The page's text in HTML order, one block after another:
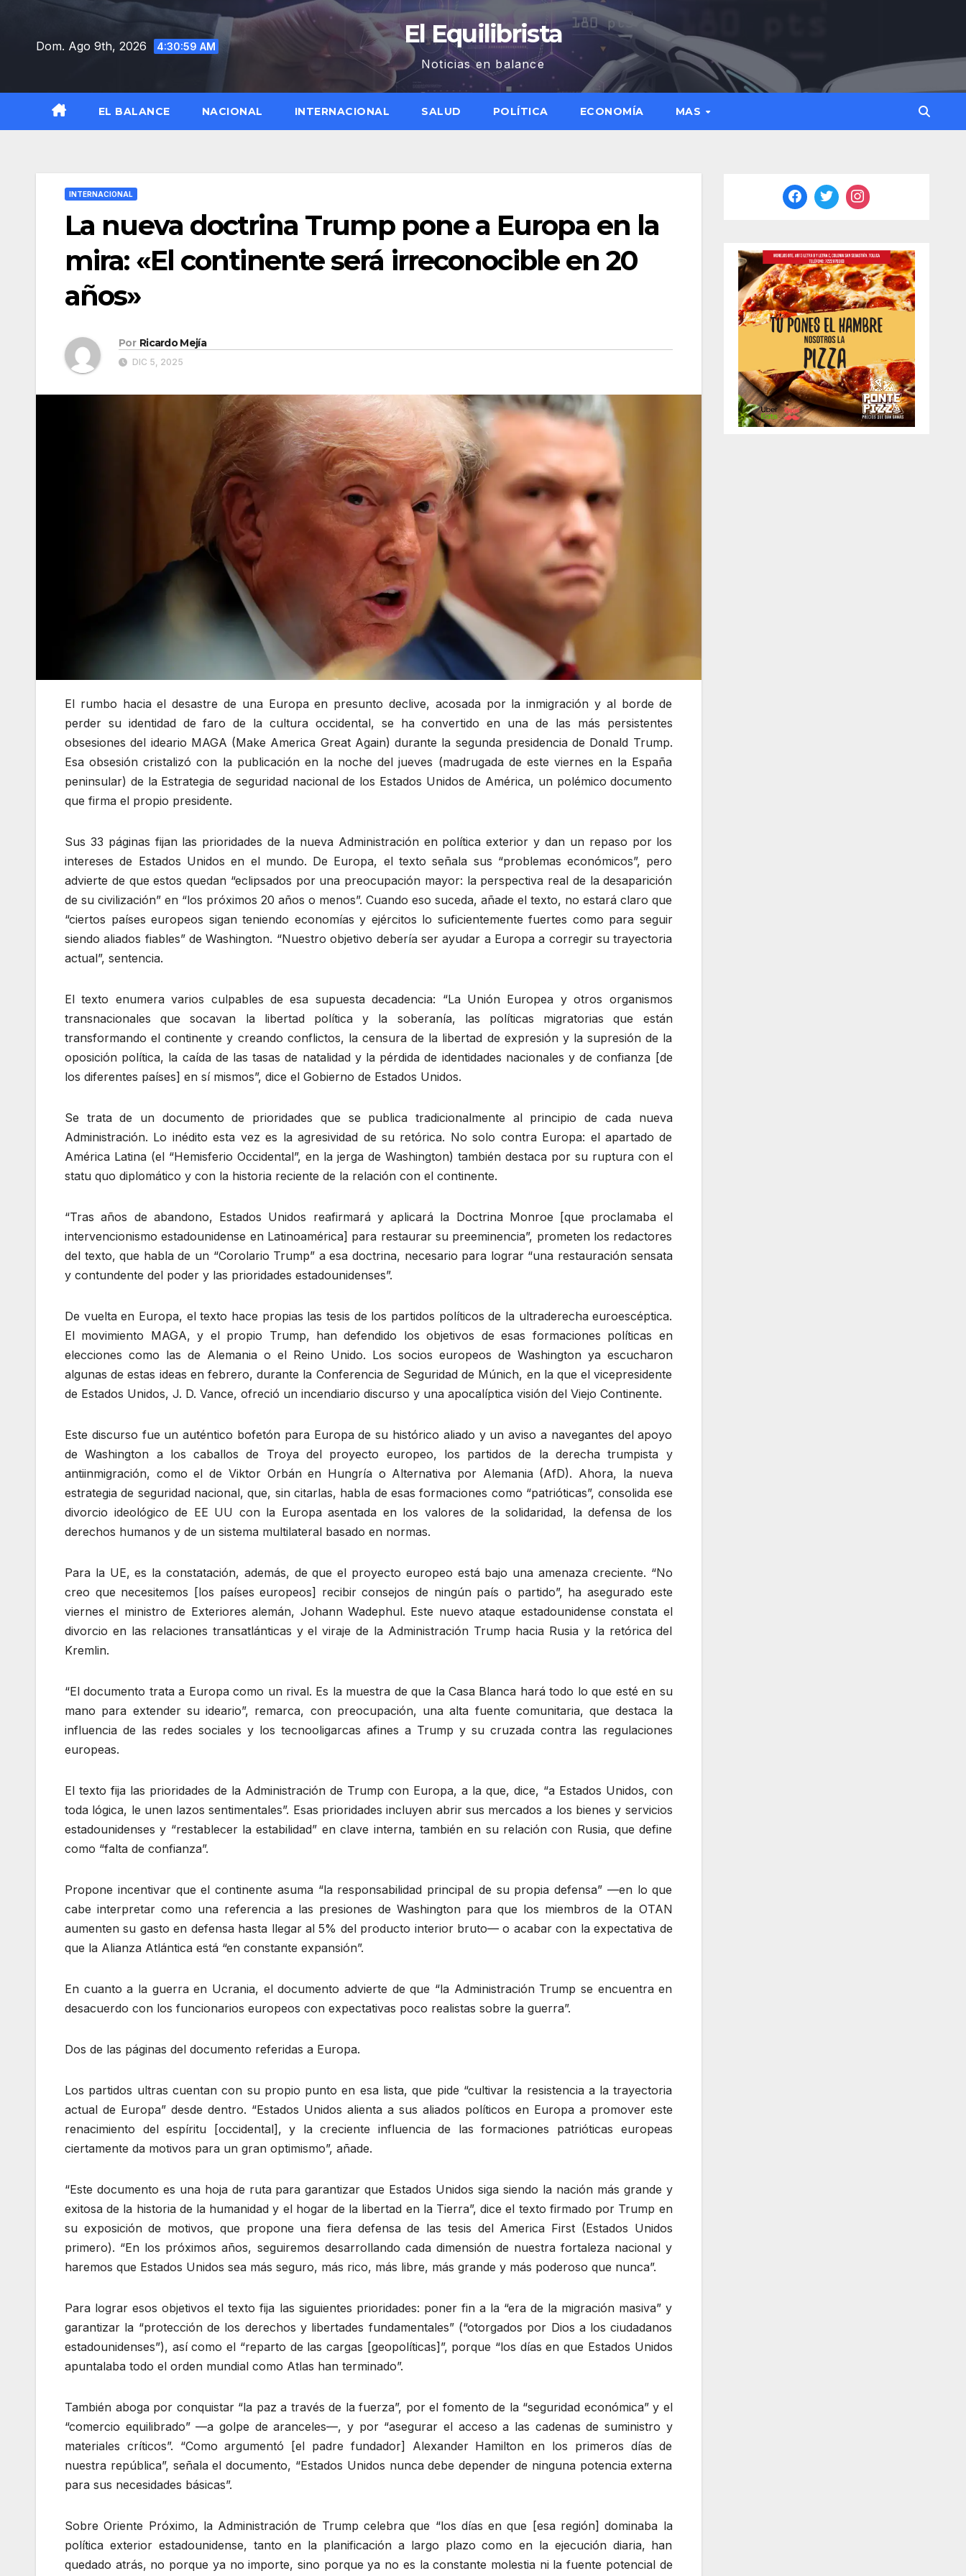
contenidoDom. Ago 9th, 2026 4:31:00 AM El Equilibrista
Noticias en balance
EL BALANCE NACIONAL INTERNACIONAL SALUD POLÍTICA ECONOMÍA MAS
INTERNACIONAL
La nueva doctrina Trump pone a Europa en la
mira: «El continente será irreconocible en 20
años»
Por Ricardo Mejía
DIC 5, 2025
El rumbo hacia el desastre de una Europa en presunto declive, acosada por la inmigración y al borde de
perder su identidad de faro de la cultura occidental, se ha convertido en una de las más persistentes
obsesiones del ideario MAGA (Make America Great Again) durante la segunda presidencia de Donald Trump.
Esa obsesión cristalizó con la publicación en la noche del jueves (madrugada de este viernes en la España
peninsular) de la Estrategia de seguridad nacional de los Estados Unidos de América, un polémico documento
que firma el propio presidente.
Sus 33 páginas fijan las prioridades de la nueva Administración en política exterior y dan un repaso por los
intereses de Estados Unidos en el mundo. De Europa, el texto señala sus “problemas económicos”, pero
advierte de que estos quedan “eclipsados por una preocupación mayor: la perspectiva real de la desaparición
de su civilización” en “los próximos 20 años o menos”. Cuando eso suceda, añade el texto, no estará claro que
“ciertos países europeos sigan teniendo economías y ejércitos lo suficientemente fuertes como para seguir
siendo aliados fiables” de Washington. “Nuestro objetivo debería ser ayudar a Europa a corregir su trayectoria
actual”, sentencia.
El texto enumera varios culpables de esa supuesta decadencia: “La Unión Europea y otros organismos
transnacionales que socavan la libertad política y la soberanía, las políticas migratorias que están
transformando el continente y creando conflictos, la censura de la libertad de expresión y la supresión de la
oposición política, la caída de las tasas de natalidad y la pérdida de identidades nacionales y de confianza [de
los diferentes países] en sí mismos”, dice el Gobierno de Estados Unidos.
Se trata de un documento de prioridades que se publica tradicionalmente al principio de cada nueva
Administración. Lo inédito esta vez es la agresividad de su retórica. No solo contra Europa: el apartado de
América Latina (el “Hemisferio Occidental”, en la jerga de Washington) también destaca por su ruptura con el
statu quo diplomático y con la historia reciente de la relación con el continente.
“Tras años de abandono, Estados Unidos reafirmará y aplicará la Doctrina Monroe [que proclamaba el
intervencionismo estadounidense en Latinoamérica] para restaurar su preeminencia”, prometen los redactores
del texto, que habla de un “Corolario Trump” a esa doctrina, necesario para lograr “una restauración sensata
y contundente del poder y las prioridades estadounidenses”.
De vuelta en Europa, el texto hace propias las tesis de los partidos políticos de la ultraderecha euroescéptica.
El movimiento MAGA, y el propio Trump, han defendido los objetivos de esas formaciones políticas en
elecciones como las de Alemania o el Reino Unido. Los socios europeos de Washington ya escucharon
algunas de estas ideas en febrero, durante la Conferencia de Seguridad de Múnich, en la que el vicepresidente
de Estados Unidos, J. D. Vance, ofreció un incendiario discurso y una apocalíptica visión del Viejo Continente.
Este discurso fue un auténtico bofetón para Europa de su histórico aliado y un aviso a navegantes del apoyo
de Washington a los caballos de Troya del proyecto europeo, los partidos de la derecha trumpista y
antiinmigración, como el de Viktor Orbán en Hungría o Alternativa por Alemania (AfD). Ahora, la nueva
estrategia de seguridad nacional, que, sin citarlas, habla de esas formaciones como “patrióticas”, consolida ese
divorcio ideológico de EE UU con la Europa asentada en los valores de la solidaridad, la defensa de los
derechos humanos y de un sistema multilateral basado en normas.
Para la UE, es la constatación, además, de que el proyecto europeo está bajo una amenaza creciente. “No
creo que necesitemos [los países europeos] recibir consejos de ningún país o partido”, ha asegurado este
viernes el ministro de Exteriores alemán, Johann Wadephul. Este nuevo ataque estadounidense constata el
divorcio en las relaciones transatlánticas y el viraje de la Administración Trump hacia Rusia y la retórica del
Kremlin.
“El documento trata a Europa como un rival. Es la muestra de que la Casa Blanca hará todo lo que esté en su
mano para extender su ideario”, remarca, con preocupación, una alta fuente comunitaria, que destaca la
influencia de las redes sociales y los tecnooligarcas afines a Trump y su cruzada contra las regulaciones
europeas.
El texto fija las prioridades de la Administración de Trump con Europa, a la que, dice, “a Estados Unidos, con
toda lógica, le unen lazos sentimentales”. Esas prioridades incluyen abrir sus mercados a los bienes y servicios
estadounidenses y “restablecer la estabilidad” en clave interna, también en su relación con Rusia, que define
como “falta de confianza”.
Propone incentivar que el continente asuma “la responsabilidad principal de su propia defensa” —en lo que
cabe interpretar como una referencia a las presiones de Washington para que los miembros de la OTAN
aumenten su gasto en defensa hasta llegar al 5% del producto interior bruto— o acabar con la expectativa de
que la Alianza Atlántica está “en constante expansión”.
En cuanto a la guerra en Ucrania, el documento advierte de que “la Administración Trump se encuentra en
desacuerdo con los funcionarios europeos con expectativas poco realistas sobre la guerra”.
Dos de las páginas del documento referidas a Europa.
Los partidos ultras cuentan con su propio punto en esa lista, que pide “cultivar la resistencia a la trayectoria
actual de Europa” desde dentro. “Estados Unidos alienta a sus aliados políticos en Europa a promover este
renacimiento del espíritu [occidental], y la creciente influencia de las formaciones patrióticas europeas
ciertamente da motivos para un gran optimismo”, añade.
“Este documento es una hoja de ruta para garantizar que Estados Unidos siga siendo la nación más grande y
exitosa de la historia de la humanidad y el hogar de la libertad en la Tierra”, dice el texto firmado por Trump en
su exposición de motivos, que propone una fiera defensa de las tesis del America First (Estados Unidos
primero). “En los próximos años, seguiremos desarrollando cada dimensión de nuestra fortaleza nacional y
haremos que Estados Unidos sea más seguro, más rico, más libre, más grande y más poderoso que nunca”.
Para lograr esos objetivos el texto fija las siguientes prioridades: poner fin a la “era de la migración masiva” y
garantizar la “protección de los derechos y libertades fundamentales” (“otorgados por Dios a los ciudadanos
estadounidenses”), así como el “reparto de las cargas [geopolíticas]”, porque “los días en que Estados Unidos
apuntalaba todo el orden mundial como Atlas han terminado”.
También aboga por conquistar “la paz a través de la fuerza”, por el fomento de la “seguridad económica” y el
“comercio equilibrado” —a golpe de aranceles—, y por “asegurar el acceso a las cadenas de suministro y
materiales críticos”. “Como argumentó [el padre fundador] Alexander Hamilton en los primeros días de
nuestra república”, señala el documento, “Estados Unidos nunca debe depender de ninguna potencia externa
para sus necesidades básicas”.
Sobre Oriente Próximo, la Administración de Trump celebra que “los días en que [esa región] dominaba la
política exterior estadounidense, tanto en la planificación a largo plazo como en la ejecución diaria, han
quedado atrás, no porque ya no importe, sino porque ya no es la constante molestia ni la fuente potencial de